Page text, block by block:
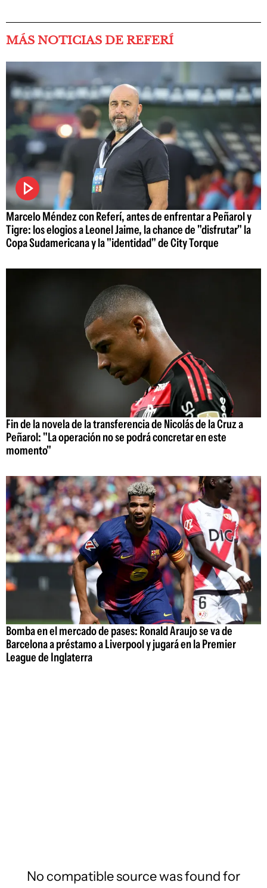
MÁS NOTICIAS DE REFERÍ
Marcelo Méndez con Referí, antes de enfrentar a Peñarol y
Tigre: los elogios a Leonel Jaime, la chance de "disfrutar" la
Copa Sudamericana y la "identidad" de City Torque
Fin de la novela de la transferencia de Nicolás de la Cruz a
Peñarol: "La operación no se podrá concretar en este
momento"
Bomba en el mercado de pases: Ronald Araujo se va de
Barcelona a préstamo a Liverpool y jugará en la Premier
League de Inglaterra
No compatible source was found for